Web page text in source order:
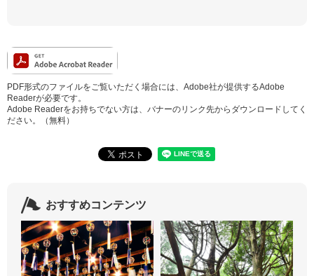
PDF形式のファイルをご覧いただく場合には、Adobe社が提供するAdobe
Readerが必要です。
Adobe Readerをお持ちでない方は、バナーのリンク先からダウンロードしてく
ださい。（無料）
おすすめコンテンツ